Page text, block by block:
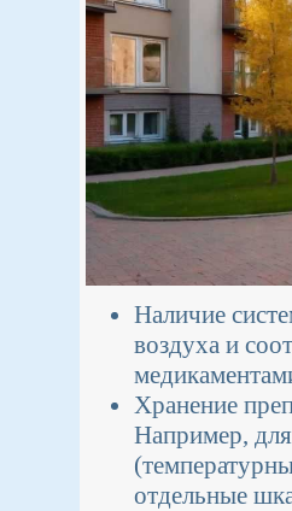
Наличие
воздуха и
Хранение
Например,
отдельные